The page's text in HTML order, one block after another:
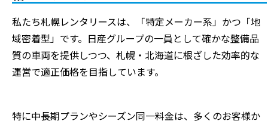
私たち札幌レンタリースは、「特定メーカー系」かつ「地
域密着型」です。日産グループの一員として確かな整備品
質の車両を提供しつつ、札幌・北海道に根ざした効率的な
運営で適正価格を目指しています。
特に中長期プランやシーズン同一料金は、多くのお客様か